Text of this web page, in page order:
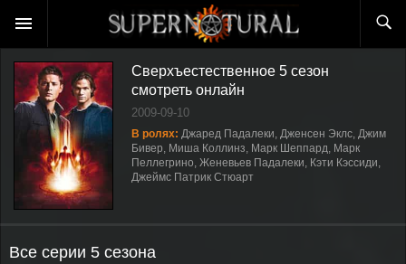
Сверхъестественное 5 сезон
смотреть онлайн
2009-09-10
В ролях: Джаред Падалеки, Дженсен Эклс, Джим
Бивер, Миша Коллинз, Марк Шеппард, Марк
Пеллегрино, Женевьев Падалеки, Кэти Кэссиди,
Джеймс Патрик Стюарт
Все серии 5 сезона